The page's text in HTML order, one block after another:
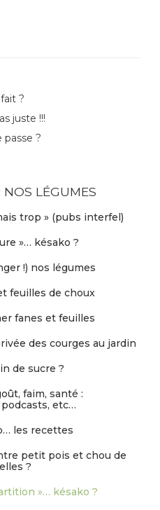
?
juste !!!
?
NOS LÉGUMES
trop » (pubs interfel)
»… késako ?
!) nos légumes
feuilles de choux
fanes et feuilles
des courges au jardin
de sucre ?
faim, santé :
etc…
les recettes
petit pois et chou de
?
»… késako ?